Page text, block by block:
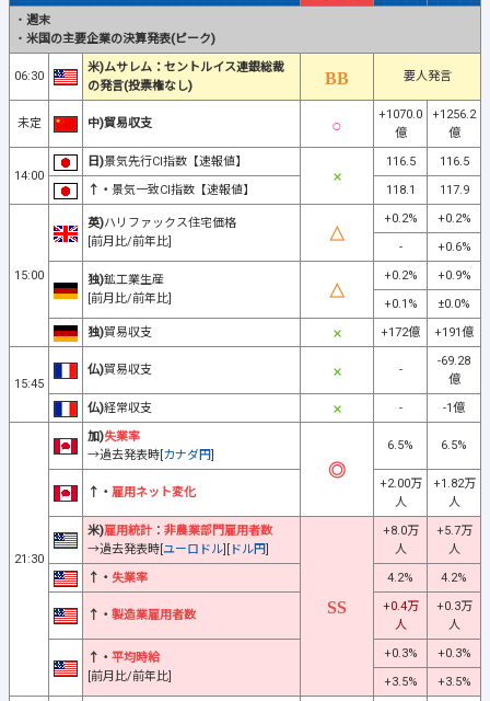
・ 週末
・ 米国の主要企業の決算発表(ピーク)
06:30
米)ムサレム：セントルイス連銀総裁
の発言(投票権なし)
要人発言
未定 中)貿易収支
+1070.0
億
+1256.2
億
14:00
日)景気先行CI指数【速報値】 116.5
116.5
↑・ 景気一致CI指数【速報値】 118.1 117.9
15:00
英)ハリファックス住宅価格
[前月比/前年比]
+0.2%
+0.2%
-
+0.6%
独)鉱工業生産
[前月比/前年比]
+0.2%
+0.9%
+0.1%
±0.0%
独)貿易収支 +172億 +191億
15:45
仏)貿易収支 -
-69.28
億
仏)経常収支 - -1億
21:30
加)失業率
→過去発表時[カナダ円]
6.5% 6.5%
↑・ 雇用ネット変化
+2.00万
人
+1.82万
人
米)雇用統計 ： 非農業部門雇用者数
→過去発表時[ユーロドル][ ドル円]
+8.0万
人
+5.7万
人
↑・ 失業率 4.2% 4.2%
↑・ 製造業雇用者数
+0.4万
人
+0.3万
人
↑・ 平均時給
[前月比/前年比]
+0.3%
+0.3%
+3.5%
+3.5%